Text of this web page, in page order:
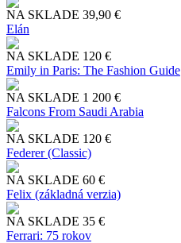
NA SKLADE 39,90 €
Elán
NA SKLADE 120 €
Emily in Paris: The Fashion Guide
NA SKLADE 1 200 €
Falcons From Saudi Arabia
NA SKLADE 120 €
Federer (Classic)
NA SKLADE 60 €
Felix (základná verzia)
NA SKLADE 35 €
Ferrari: 75 rokov